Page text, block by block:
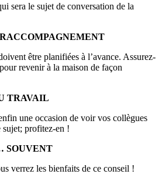
sera le sujet de conversation de la
être planifiées à l’avance. Assurez-
revenir à la maison de façon
TRAVAIL
une occasion de voir vos collègues
sujet; profitez-en !
SOUVENT
verrez les bienfaits de ce conseil !